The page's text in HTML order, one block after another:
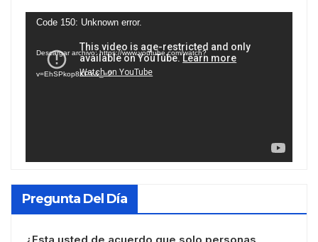
Reproductor
vídeo
Code 150: Unknown error.
Descargar archivo: https://www.youtube.com/watch?
v=EhSPkop8KPY&_=2
Pregunta Del Día